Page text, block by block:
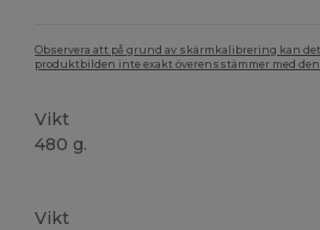
Observera att på grund av skärmkalibrering kan
produktbilden inte exakt överensstämmer med
Vikt
480 g.
Vikt